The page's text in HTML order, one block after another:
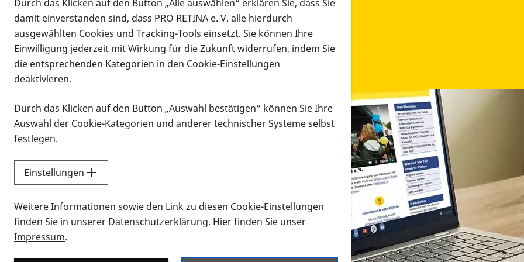
Infomaterial
Infomaterial
Vorlesen
Alle Infomaterialien in verschiedenen Formaten an
Sie möchten wissen, wie Sie nach Infonmaterial suchen und dieses bestellen bzw. herunterladen
Durch das Klicken auf den Button „Alle auswählen“ erklären Sie, dass Sie
damit einverstanden sind, dass PRO RETINA e. V. alle hierdurch
ausgewählten Cookies und Tracking-Tools einsetzt. Sie können Ihre
Einwilligung jederzeit mit Wirkung für die Zukunft widerrufen, indem Sie
die entsprechenden Kategorien in den Cookie-Einstellungen
deaktivieren.
Durch das Klicken auf den Button „Auswahl bestätigen“ können Sie Ihre
Auswahl der Cookie-Kategorien und anderer technischer Systeme selbst
festlegen.
Einstellungen
Weitere Informationen sowie den Link zu diesen Cookie-Einstellungen
finden Sie in unserer Datenschutzerklärung. Hier finden Sie unser
Impressum.